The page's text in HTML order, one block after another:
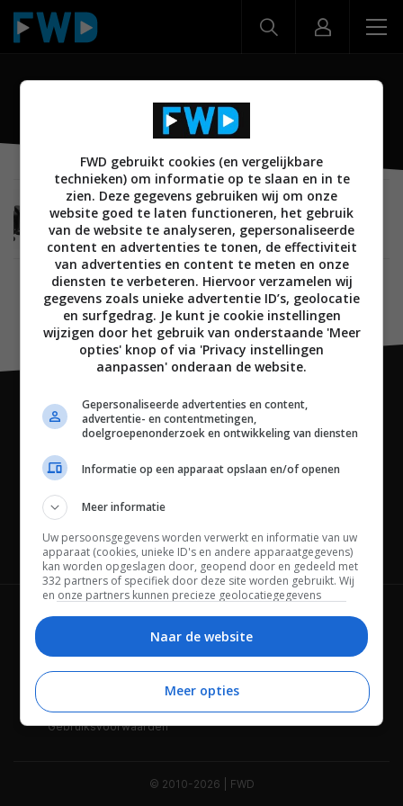
MT-60D
AUDIO 13 FEBRUARI 2012
Bower & Wilkins lanceert nieuwe Mini Theatre
home cinema systemen
Channels
Wie is FWD Privacybeleid
Adverteren Contact
Gebruiksvoorwaarden
© 2010-2026 | FWD
FWD gebruikt cookies (en vergelijkbare
technieken) om informatie op te slaan en in te
zien. Deze gegevens gebruiken wij om onze
website goed te laten functioneren, het gebruik
van de website te analyseren, gepersonaliseerde
content en advertenties te tonen, de effectiviteit
van advertenties en content te meten en onze
diensten te verbeteren. Hiervoor verzamelen wij
gegevens zoals unieke advertentie ID’s, geolocatie
en surfgedrag. Je kunt je cookie instellingen
wijzigen door het gebruik van onderstaande 'Meer
opties' knop of via 'Privacy instellingen
aanpassen' onderaan de website.
Gepersonaliseerde advertenties en content,
advertentie- en contentmetingen,
doelgroepenonderzoek en ontwikkeling van diensten
Informatie op een apparaat opslaan en/of openen
Meer informatie
Uw persoonsgegevens worden verwerkt en informatie van uw
apparaat (cookies, unieke ID's en andere apparaatgegevens)
kan worden opgeslagen door, geopend door en gedeeld met
332 partners of specifiek door deze site worden gebruikt. Wij
en onze partners kunnen precieze geolocatiegegevens
Bepaalde leveranciers kunnen uw persoonsgegevens
beheren. Zoek onderaan deze pagina of in het sitemenu naar
een link om uw toestemming te beheren of in te trekken via de
privacy- en cookie-instellingen.
Naar de website
Meer opties